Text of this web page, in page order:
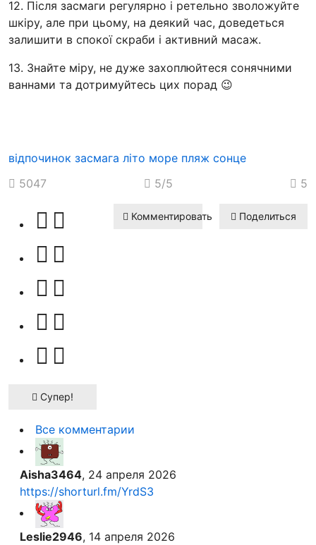
12. Після засмаги регулярно і ретельно зволожуйте
шкіру, але при цьому, на деякий час, доведеться
залишити в спокої скраби і активний масаж.
13. Знайте міру, не дуже захоплюйтеся сонячними
ваннами та дотримуйтесь цих порад 😉
відпочинок засмага літо море пляж сонце
5047
5/5 5
Супер!
Комментировать Поделиться
Все комментарии
Aisha3464, 24 апреля 2026
https://shorturl.fm/YrdS3
Leslie2946, 14 апреля 2026